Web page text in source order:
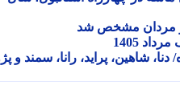
مشخص شد
پراید، رانا، سمند و پژو